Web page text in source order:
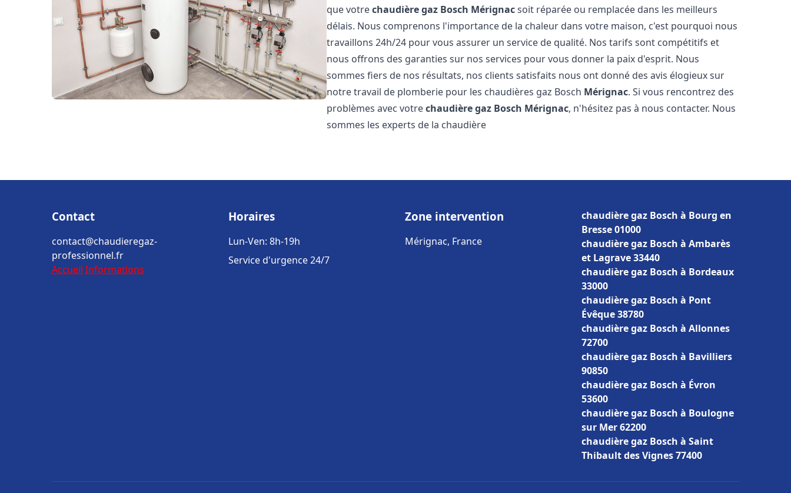
que votrechaudière gaz Bosch Mérignacsoit réparée ou remplacée dans les meilleurs
délais. Nous comprenons l'importance de la chaleur dans votre maison, c'est pourquoi nous
travaillons 24h/24 pour vous assurer un service de qualité. Nos tarifs sont compétitifs et
nous offrons des garanties sur nos services pour vous donner la paix d'esprit. Nous
sommes fiers de nos résultats, nos clients satisfaits nous ont donné des avis élogieux sur
notre travail de plomberie pour les chaudières gaz Bosch Mérignac. Si vous rencontrez des
problèmes avec votrechaudière gaz Bosch Mérignac, n'hésitez pas à nous contacter. Nous
sommes les experts de la chaudière
Contact
contact@chaudieregaz-
professionnel.fr
Accueil Informations
Horaires
Lun-Ven: 8h-19h
Service d'urgence 24/7
Zone intervention
Mérignac, France
chaudière gaz Bosch à Bourg en
Bresse 01000
chaudière gaz Bosch à Ambarès
et Lagrave 33440
chaudière gaz Bosch à Bordeaux
33000
chaudière gaz Bosch à Pont
Évêque 38780
chaudière gaz Bosch à Allonnes
72700
chaudière gaz Bosch à Bavilliers
90850
chaudière gaz Bosch à Évron
53600
chaudière gaz Bosch à Boulogne
sur Mer 62200
chaudière gaz Bosch à Saint
Thibault des Vignes 77400